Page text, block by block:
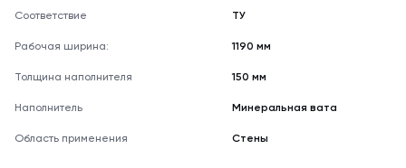
Соответствие ТУ
Рабочая ширина: 1190 мм
Толщина наполнителя 150 мм
Наполнитель Минеральная вата
Область применения Стены